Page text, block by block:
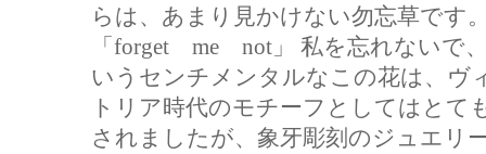
らは、あまり見かけない勿忘草です
「forget me not」 私を忘れないで
いうセンチメンタルなこの花は、ヴ
トリア時代のモチーフとしてはとて
されましたが、象牙彫刻のジュエリ